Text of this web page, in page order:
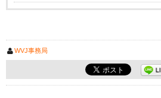
WVJ事務局